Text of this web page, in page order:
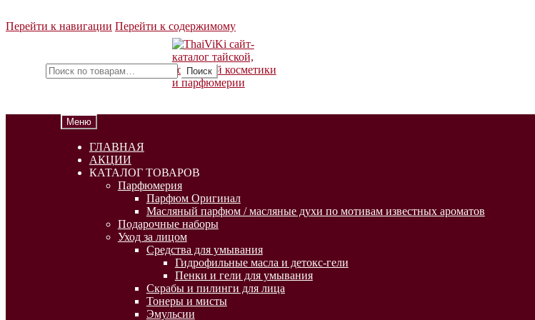
Перейти к навигации Перейти к содержимому
Поиск
Меню
ГЛАВНАЯ
АКЦИИ
КАТАЛОГ ТОВАРОВ
Парфюмерия
Парфюм Оригинал
Масляный парфюм / масляные духи по мотивам известных ароматов
Подарочные наборы
Уход за лицом
Средства для умывания
Гидрофильные масла и детокс-гели
Пенки и гели для умывания
Скрабы и пилинги для лица
Тонеры и мисты
Эмульсии